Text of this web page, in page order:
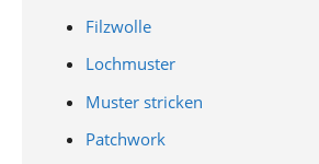
Filzwolle
Lochmuster
Muster stricken
Patchwork